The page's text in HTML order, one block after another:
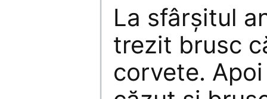
La sfârșitul
trezit brusc
corvete.